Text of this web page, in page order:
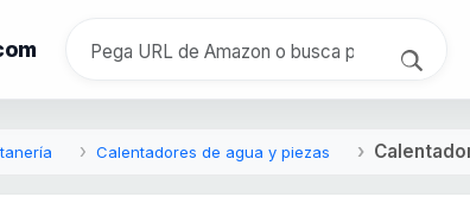
Calentadores de agua y piezas